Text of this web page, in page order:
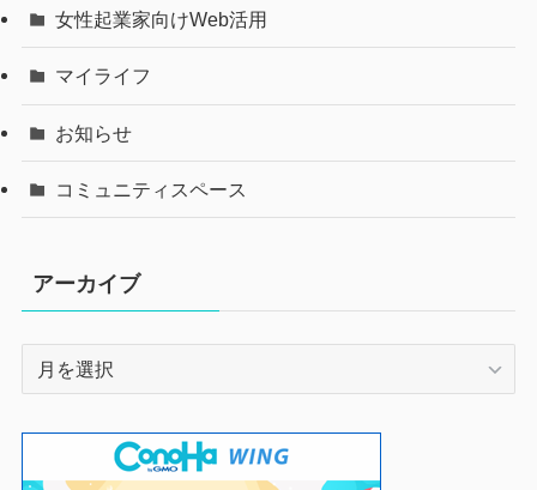
女性起業家向けWeb活用
マイライフ
お知らせ
コミュニティスペース
アーカイブ
ブ